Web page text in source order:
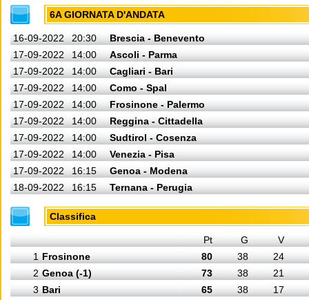
6A GIORNATA D'ANDATA
16-09-2022 20:30
Brescia - Benevento
17-09-2022
14:00
Ascoli - Parma
17-09-2022
14:00
Cagliari - Bari
17-09-2022
14:00
Como - Spal
17-09-2022
14:00
Frosinone - Palermo
17-09-2022
14:00
Reggina - Cittadella
17-09-2022
14:00
Sudtirol - Cosenza
17-09-2022
14:00
Venezia - Pisa
17-09-2022
16:15
Genoa - Modena
18-09-2022
16:15 Ternana - Perugia
Classifica
Pt G
V
1 Frosinone 80 38
24
2 Genoa (-1) 73 38
21
3 Bari 65 38
17